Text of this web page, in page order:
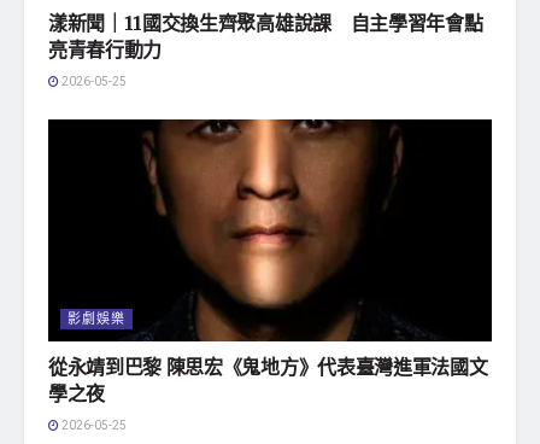
漾新聞｜11國交換生齊聚高雄說課 自主學習年會點
亮青春行動力
2026-05-25
影劇娛樂
從永靖到巴黎 陳思宏《鬼地方》代表臺灣進軍法國文
學之夜
2026-05-25